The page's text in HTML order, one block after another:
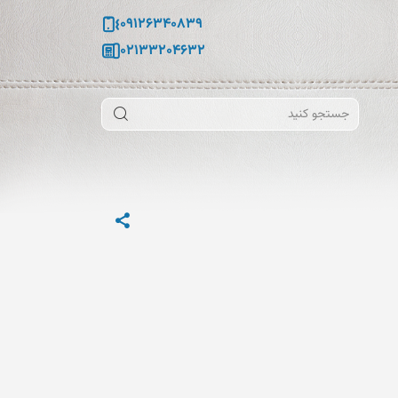
09126340839
02133204632